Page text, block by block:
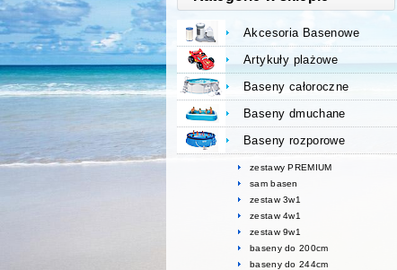
Akcesoria Basenowe
Artykuły plażowe
Baseny całoroczne
Baseny dmuchane
Baseny rozporowe
zestawy PREMIUM
sam basen
zestaw 3w1
zestaw 4w1
zestaw 9w1
baseny do 200cm
baseny do 244cm